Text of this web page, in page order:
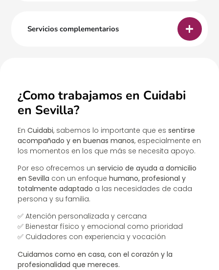
Servicios complementarios
¿Como trabajamos en Cuidabi
en Sevilla?
En Cuidabi, sabemos lo importante que es sentirse
acompañado y en buenas manos, especialmente en
los momentos en los que más se necesita apoyo.
Por eso ofrecemos un servicio de ayuda a domicilio
en Sevilla con un enfoque humano, profesional y
totalmente adaptado a las necesidades de cada
persona y su familia.
✅ Atención personalizada y cercana
✅ Bienestar físico y emocional como prioridad
✅ Cuidadores con experiencia y vocación
Cuidamos como en casa, con el corazón y la
profesionalidad que mereces.